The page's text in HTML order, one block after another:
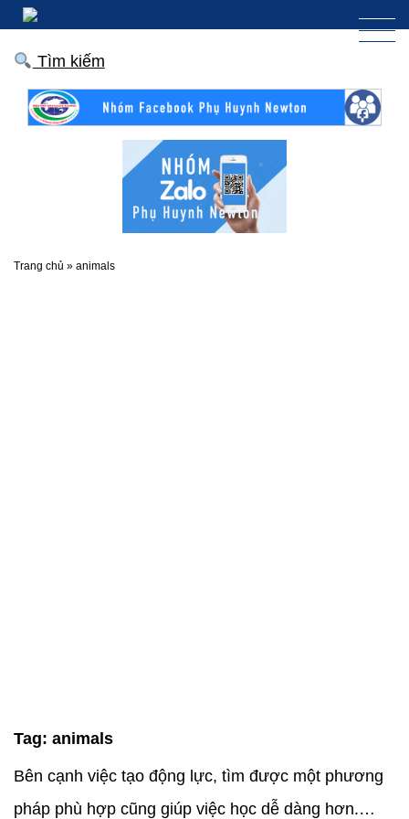
Tìm kiếm
Trang chủ » animals
Tag: animals
Bên cạnh việc tạo động lực, tìm được một phương
pháp phù hợp cũng giúp việc học dễ dàng hơn.